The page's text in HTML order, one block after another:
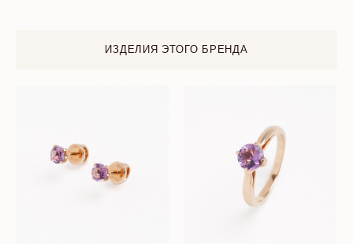
ИЗДЕЛИЯ ЭТОГО БРЕНДА